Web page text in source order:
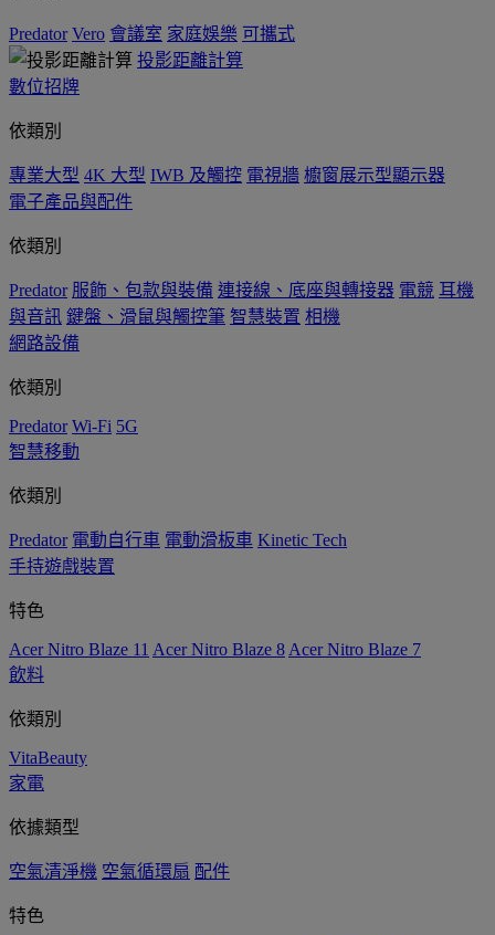
Predator Vero 會議室 家庭娛樂 可攜式
投影距離計算
數位招牌
依類別
專業大型 4K 大型 IWB 及觸控 電視牆 櫥窗展示型顯示器
電子產品與配件
依類別
Predator 服飾、包款與裝備 連接線、底座與轉接器 電競 耳機
與音訊 鍵盤、滑鼠與觸控筆 智慧裝置 相機
網路設備
依類別
Predator Wi-Fi 5G
智慧移動
依類別
Predator 電動自行車 電動滑板車 Kinetic Tech
手持遊戲裝置
特色
Acer Nitro Blaze 11 Acer Nitro Blaze 8 Acer Nitro Blaze 7
飲料
依類別
VitaBeauty
家電
依據類型
空氣清淨機 空氣循環扇 配件
特色